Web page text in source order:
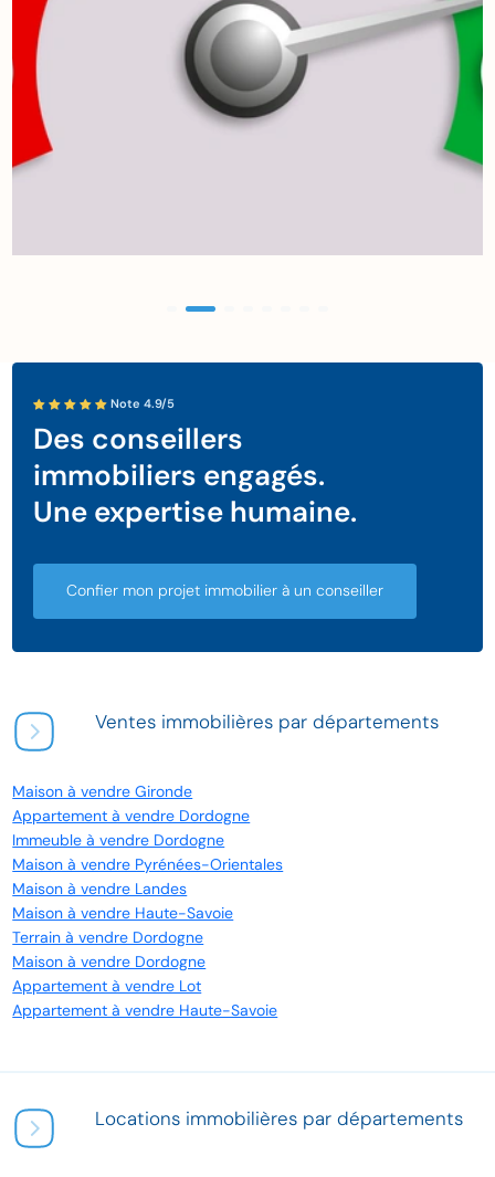
Note 4.9/5
Des conseillers
immobiliers engagés.
Une expertise humaine.
Confier mon projet immobilier à un conseiller
Ventes immobilières par départements
Maison à vendre Gironde
Appartement à vendre Dordogne
Immeuble à vendre Dordogne
Maison à vendre Pyrénées-Orientales
Maison à vendre Landes
Maison à vendre Haute-Savoie
Terrain à vendre Dordogne
Maison à vendre Dordogne
Appartement à vendre Lot
Appartement à vendre Haute-Savoie
Locations immobilières par départements